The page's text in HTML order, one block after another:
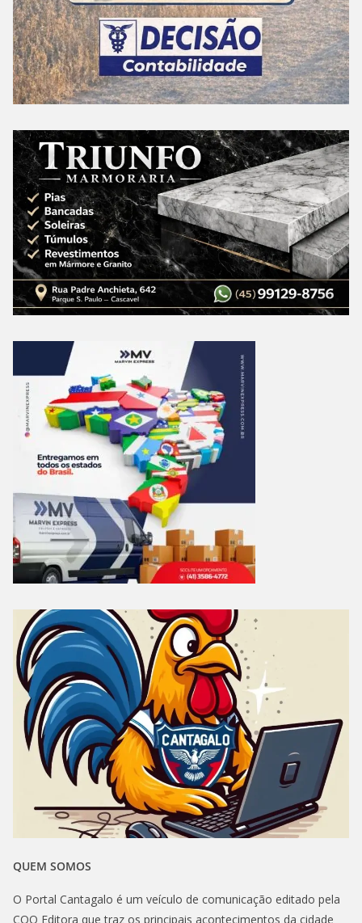
QUEM SOMOS
O Portal Cantagalo é um veículo de comunicação editado pela
COQ Editora que traz os principais acontecimentos da cidade